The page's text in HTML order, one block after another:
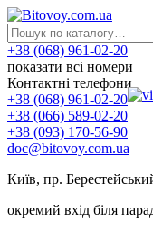
+38 (068) 961-02-20
показати всі номери
Контактні телефони
+38 (068) 961-02-20
+38 (066) 589-02-20
+38 (093) 170-56-90
doc@bitovoy.com.ua
Київ, пр.
окремий вхід біля